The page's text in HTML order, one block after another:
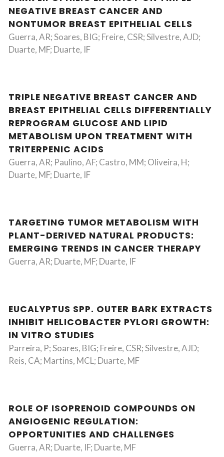
NEGATIVE BREAST CANCER AND
NONTUMOR BREAST EPITHELIAL CELLS
Guerra, AR; Soares, BIG; Freire, CSR; Silvestre, AJD;
Duarte, MF; Duarte, IF
TRIPLE NEGATIVE BREAST CANCER AND
BREAST EPITHELIAL CELLS DIFFERENTIALLY
REPROGRAM GLUCOSE AND LIPID
METABOLISM UPON TREATMENT WITH
TRITERPENIC ACIDS
Guerra, AR; Paulino, AF; Castro, MM; Oliveira, H;
Duarte, MF; Duarte, IF
TARGETING TUMOR METABOLISM WITH
PLANT-DERIVED NATURAL PRODUCTS:
EMERGING TRENDS IN CANCER THERAPY
Guerra, AR; Duarte, MF; Duarte, IF
EUCALYPTUS SPP. OUTER BARK EXTRACTS
INHIBIT HELICOBACTER PYLORI GROWTH:
IN VITRO STUDIES
Parreira, P; Soares, BIG; Freire, CSR; Silvestre, AJD;
Reis, CA; Martins, MCL; Duarte, MF
ROLE OF ISOPRENOID COMPOUNDS ON
ANGIOGENIC REGULATION:
OPPORTUNITIES AND CHALLENGES
Guerra, AR; Duarte, IF; Duarte, MF